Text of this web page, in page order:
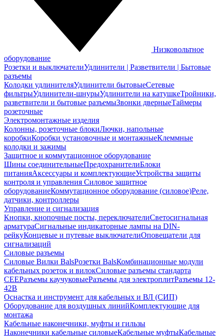
Низковольтное
оборудование
Розетки и выключателиУдлинители | Разветвители | Бытовые
разъемы
Колодки удлинителяУдлинители бытовыеСетевые
фильтрыУдлинители-шнурыУдлинители на катушкеТройники,
разветвители и бытовые разъемыЗвонки дверныеТаймеры
розеточные
Электромонтажные изделия
Колонны, розеточные блокиЛючки, напольные
коробкиКоробки установочные и монтажныеКлеммные
колодки и зажимы
Защитное и коммутационное оборудование
Шины соединительныеПредохранителиБлоки
питанияАксессуары и комплектующиеУстройства защиты
контроля и управления Силовое защитное
оборудованиеКоммутационное оборудование (силовое)Реле,
датчики, контроллеры
Управление и сигнализация
Кнопки, кнопочные посты, переключателиСветосигнальная
арматураСигнальные индикаторные лампы на DIN-
рейкуКонцевые и путевые выключателиОповещатели для
сигнализаций
Силовые разъемы
Силовые Вилки BalsРозетки BalsКомбинационные модули
кабельных розеток и вилокСиловые разъемы стандарта
CEEРазъемы каучуковыеРазъемы для электроплитРазъемы 12-
42В
Оснастка и инструмент для кабельных и ВЛ (СИП)
Оборудование для воздушных линийКомплектующие для
монтажа
Кабельные наконечники, муфты и гильзы
Наконечники кабельные силовыеКабельные муфтыКабельные